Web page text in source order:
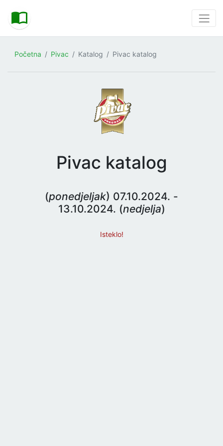
Početna Pivac Katalog Pivac katalog
Pivac katalog
(ponedjeljak) 07.10.2024. -
13.10.2024. (nedjelja)
Isteklo!